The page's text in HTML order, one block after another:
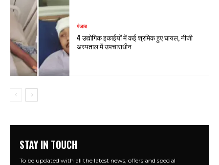
पंजाब
4 उद्योगिक इकाईयों में कई श्रमिक हुए घायल, नीजी
अस्पताल में उपचाराधीन
STAY IN TOUCH
To be updated with all the latest news, offers and special